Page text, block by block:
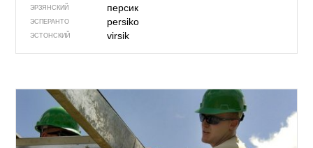
ЭРЗЯНСКИЙ персик
ЭСПЕРАНТО persiko
ЭСТОНСКИЙ virsik